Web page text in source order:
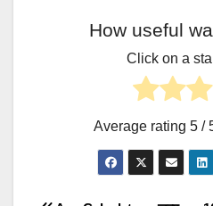
How useful
Click on a
Average rating 5 /